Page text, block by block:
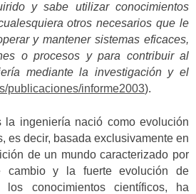
y sabe utilizar conocimientos
otros necesarios que le
y mantener sistemas eficaces,
o procesos y para contribuir al
mediante la investigación y el
publicaciones/informe2003).
ingeniería nació como evolución
es decir, basada exclusivamente en
de un mundo caracterizado por
cambio y la fuerte evolución de
los conocimientos científicos, ha